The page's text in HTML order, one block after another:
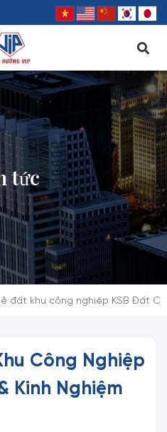
tức
đất khu công nghiệp KSB Đất
Công Nghiệp
Kinh Nghiệm